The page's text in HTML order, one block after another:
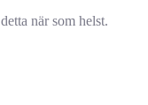
när som helst.